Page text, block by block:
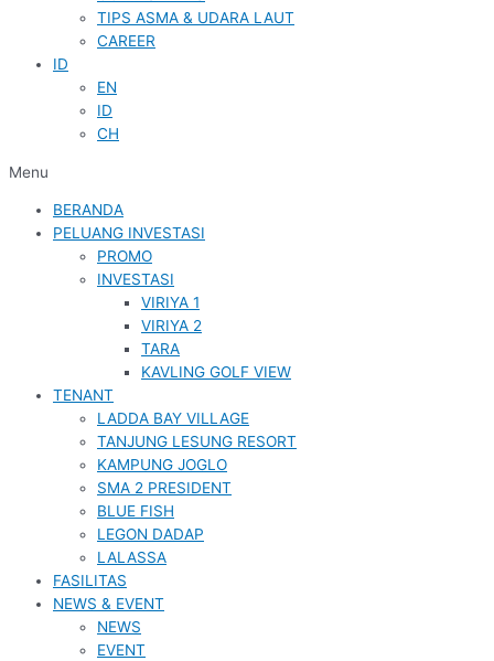
TIPS ASMA & UDARA LAUT
CAREER
ID
EN
ID
CH
Menu
BERANDA
PELUANG INVESTASI
PROMO
INVESTASI
VIRIYA 1
VIRIYA 2
TARA
KAVLING GOLF VIEW
TENANT
LADDA BAY VILLAGE
TANJUNG LESUNG RESORT
KAMPUNG JOGLO
SMA 2 PRESIDENT
BLUE FISH
LEGON DADAP
LALASSA
FASILITAS
NEWS & EVENT
NEWS
EVENT